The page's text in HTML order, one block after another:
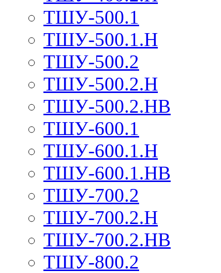
ТШУ-500.1
ТШУ-500.1.Н
ТШУ-500.2
ТШУ-500.2.Н
ТШУ-500.2.НВ
ТШУ-600.1
ТШУ-600.1.Н
ТШУ-600.1.НВ
ТШУ-700.2
ТШУ-700.2.Н
ТШУ-700.2.НВ
ТШУ-800.2